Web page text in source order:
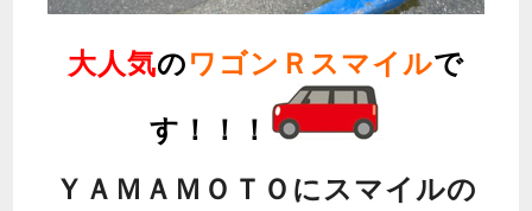
大人気のワゴンＲスマイルで
す！！！
ＹＡＭＡＭＯＴＯにスマイルの